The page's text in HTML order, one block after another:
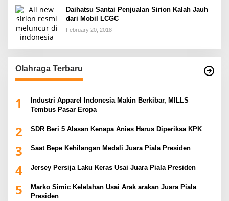
Daihatsu Santai Penjualan Sirion Kalah Jauh
dari Mobil LCGC
February 20, 2018
Olahraga Terbaru
1
Industri Apparel Indonesia Makin Berkibar, MILLS
Tembus Pasar Eropa
2 SDR Beri 5 Alasan Kenapa Anies Harus Diperiksa KPK
3 Saat Bepe Kehilangan Medali Juara Piala Presiden
4 Jersey Persija Laku Keras Usai Juara Piala Presiden
5
Marko Simic Kelelahan Usai Arak arakan Juara Piala
Presiden